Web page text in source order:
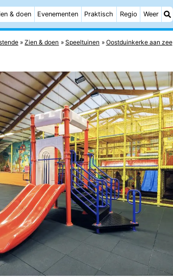
& doen Evenementen Praktisch Regio Weer
Zien & doen Speeltuinen Oostduinkerke aan zee